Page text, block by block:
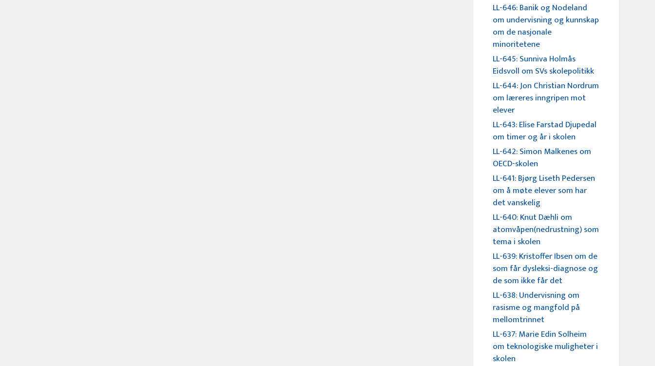
LL-646: Banik og Nodeland
om undervisning og kunnskap
om de nasjonale
minoritetene
LL-645: Sunniva Holmås
Eidsvoll om SVs skolepolitikk
LL-644: Jon Christian Nordrum
om læreres inngripen mot
elever
LL-643: Elise Farstad Djupedal
om timer og år i skolen
LL-642: Simon Malkenes om
OECD-skolen
LL-641: Bjørg Liseth Pedersen
om å møte elever som har
det vanskelig
LL-640: Knut Dæhli om
atomvåpen(nedrustning) som
tema i skolen
LL-639: Kristoffer Ibsen om de
som får dysleksi-diagnose og
de som ikke får det
LL-638: Undervisning om
rasisme og mangfold på
mellomtrinnet
LL-637: Marie Edin Solheim
om teknologiske muligheter i
skolen